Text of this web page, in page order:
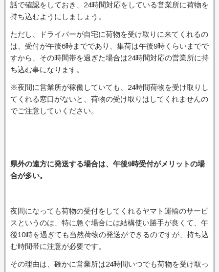
話で確認をしておき、24時間対応をしている営業所に荷物を
持ち込むようにしましょう。
ただし、ドライバーが自宅に荷物を受け取りに来てくれるの
は、受付が午後6時までであり、集荷は午後9時くらいまでで
すから、その時間帯を過ぎた場合は24時間対応の営業所に持
ち込む事になります。
※夜間に営業所が稼働していても、24時間荷物を受け取りし
てくれる窓口がないと、荷物の受け取りはしてくれませんの
でご注意していください。
県外の遠方に発送する場合は、午後9時受付がメリットの場
合が多い。
夜間になっても荷物の受付をしてくれるヤマト運輸のサービ
スというのは、特に急ぐ場合には結構使い勝手が良くて、午
後10時を過ぎても当然荷物の発送ができるのですが、持ち込
む時間帯に注意が必要です。
その理由は、確かに営業所は24時間いつでも荷物を受け取っ